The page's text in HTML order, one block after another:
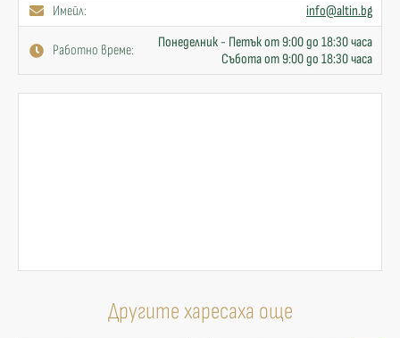
Имейл:
info@altin.bg
Работно време:
Понеделник - Петък от 9:00 до 18:30 часа
Събота от 9:00 до 18:30 часа
Другите харесаха още